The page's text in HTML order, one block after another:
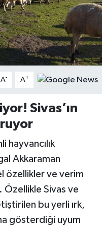
A- A+
Sivas’ın
hayvancılık
Akkaraman
özellikler ve verim
Sivas ve
bu yerli ırk,
gösterdiği uyum